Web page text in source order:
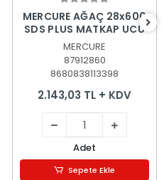
Sepete Ekle
MERCURE AĞAÇ 28x600
SDS PLUS MATKAP UCU
MERCURE
87912860
8680838113398
2.143,03 TL + KDV
Adet
Sepete Ekle